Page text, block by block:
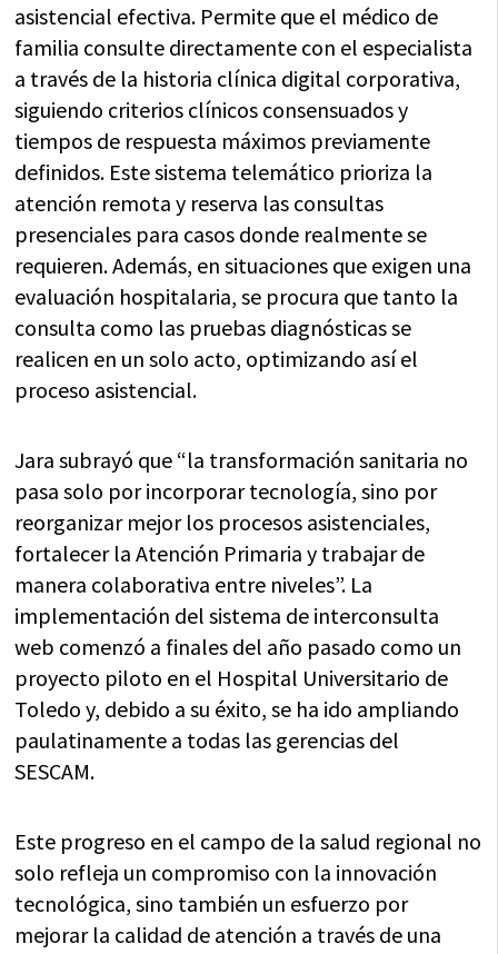
asistencial efectiva. Permite que el médico de
familia consulte directamente con el especialista
a través de la historia clínica digital corporativa,
siguiendo criterios clínicos consensuados y
tiempos de respuesta máximos previamente
definidos. Este sistema telemático prioriza la
atención remota y reserva las consultas
presenciales para casos donde realmente se
requieren. Además, en situaciones que exigen una
evaluación hospitalaria, se procura que tanto la
consulta como las pruebas diagnósticas se
realicen en un solo acto, optimizando así el
proceso asistencial.
Jara subrayó que “la transformación sanitaria no
pasa solo por incorporar tecnología, sino por
reorganizar mejor los procesos asistenciales,
fortalecer la Atención Primaria y trabajar de
manera colaborativa entre niveles”. La
implementación del sistema de interconsulta
web comenzó a finales del año pasado como un
proyecto piloto en el Hospital Universitario de
Toledo y, debido a su éxito, se ha ido ampliando
paulatinamente a todas las gerencias del
SESCAM.
Este progreso en el campo de la salud regional no
solo refleja un compromiso con la innovación
tecnológica, sino también un esfuerzo por
mejorar la calidad de atención a través de una